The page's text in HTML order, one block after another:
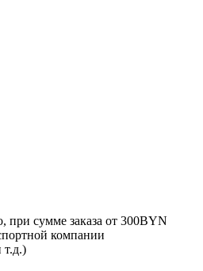
при сумме заказа от 300BYN
компании
т.д.)